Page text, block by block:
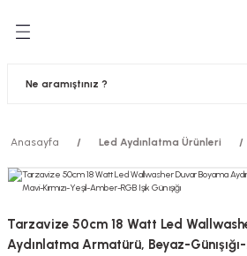
Anasayfa Led Aydınlatma Ürünleri
Tarzavize 50cm 18 Watt Led
Aydınlatma Armatürü, Beyaz-